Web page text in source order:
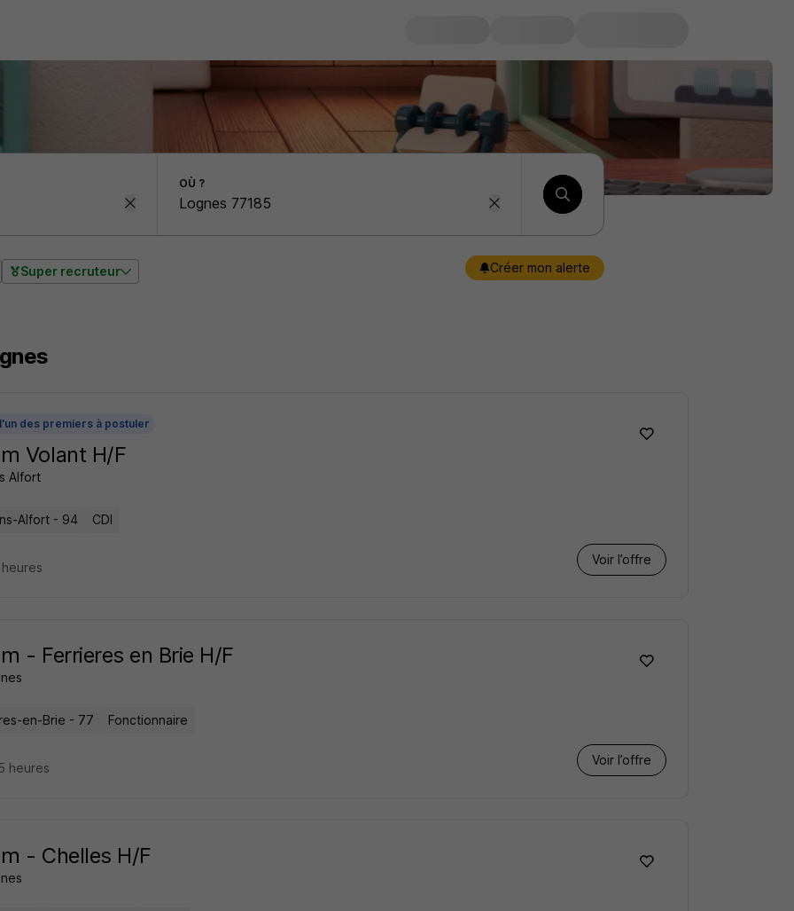
OÙ ?
Super recruteur Créer mon alerte
des premiers à postuler
Volant H/F
Alfort
Alfort - 94 CDI
Voir l’offre
- Ferrieres en Brie H/F
en-Brie - 77 Fonctionnaire
Voir l’offre
heures
- Chelles H/F